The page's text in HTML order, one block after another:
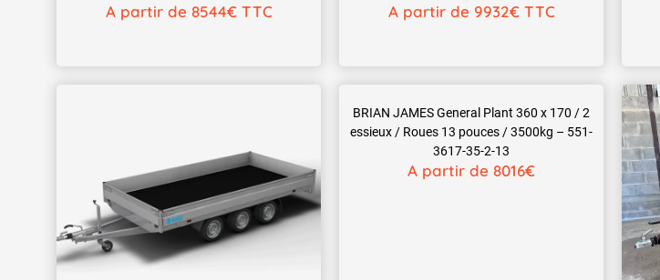
A partir de 8544€ TTC A partir de 9932€ TTC
BRIAN JAMES General Plant 360 x 170 / 2
essieux / Roues 13 pouces / 3500kg – 551-
3617-35-2-13
A partir de 8016€